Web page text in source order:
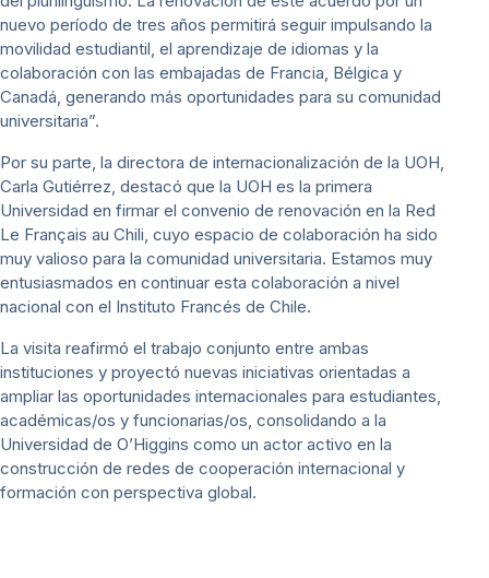
nuevo período de tres años permitirá seguir impulsando la
movilidad estudiantil, el aprendizaje de idiomas y la
colaboración con las embajadas de Francia, Bélgica y
Canadá, generando más oportunidades para su comunidad
universitaria”.
Por su parte, la directora de internacionalización de la UOH,
Carla Gutiérrez, destacó que la UOH es la primera
Universidad en firmar el convenio de renovación en la Red
Le Français au Chili, cuyo espacio de colaboración ha sido
muy valioso para la comunidad universitaria. Estamos muy
entusiasmados en continuar esta colaboración a nivel
nacional con el Instituto Francés de Chile.
La visita reafirmó el trabajo conjunto entre ambas
instituciones y proyectó nuevas iniciativas orientadas a
ampliar las oportunidades internacionales para estudiantes,
académicas/os y funcionarias/os, consolidando a la
Universidad de O’Higgins como un actor activo en la
construcción de redes de cooperación internacional y
formación con perspectiva global.